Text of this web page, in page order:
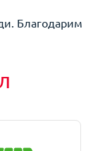
Благодарим